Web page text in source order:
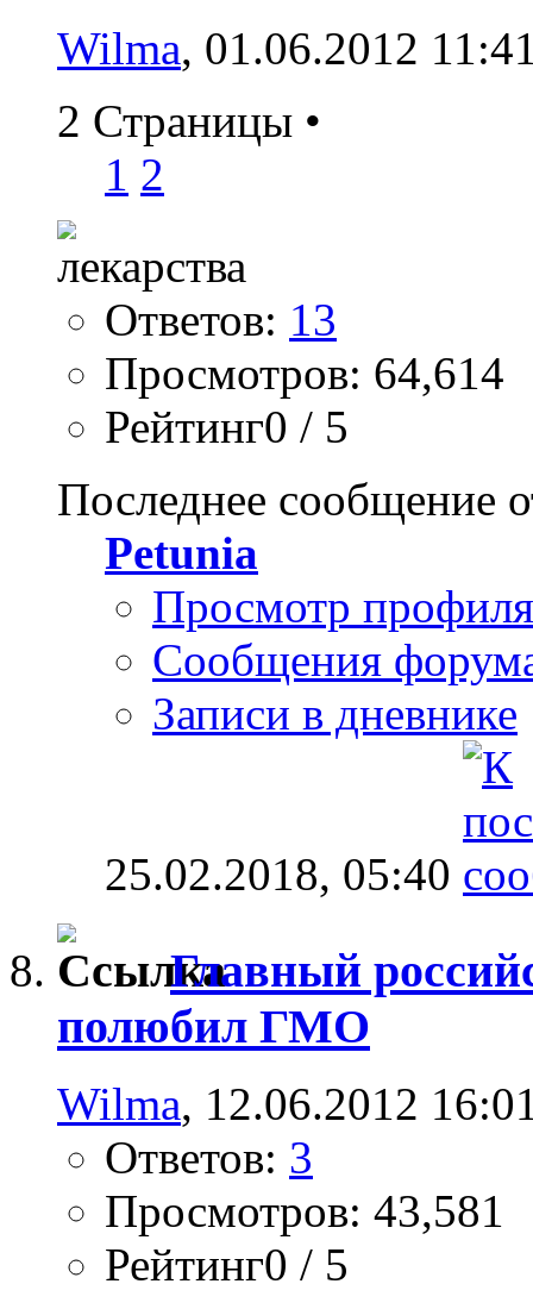
Wilma, 01.06.2012
2 Страницы •
1 2
Ответов: 13
Просмотров: 64,614
Рейтинг0 / 5
Последнее сообщение
Petunia
Просмотр профиля
Сообщения
Записи в дневнике
25.02.2018, 05:40
Главный
полюбил ГМО
Wilma, 12.06.2012
Ответов: 3
Просмотров: 43,581
Рейтинг0 / 5